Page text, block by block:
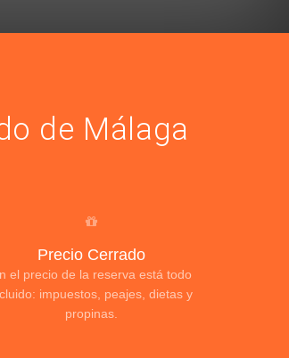
de Málaga
Precio Cerrado
el precio de la reserva está todo
impuestos, peajes, dietas y
propinas.